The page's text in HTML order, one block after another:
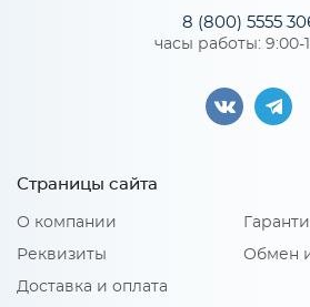
8 (800) 5555
часы работы: 9:00-
Страницы сайта
О компании
Реквизиты
Доставка и оплата
Обмен